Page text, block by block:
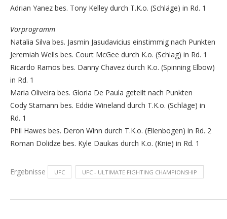
Adrian Yanez bes. Tony Kelley durch T.K.o. (Schläge) in Rd. 1
Vorprogramm
Natalia Silva bes. Jasmin Jasudavicius einstimmig nach Punkten
Jeremiah Wells bes. Court McGee durch K.o. (Schlag) in Rd. 1
Ricardo Ramos bes. Danny Chavez durch K.o. (Spinning Elbow)
in Rd. 1
Maria Oliveira bes. Gloria De Paula geteilt nach Punkten
Cody Stamann bes. Eddie Wineland durch T.K.o. (Schläge) in
Rd. 1
Phil Hawes bes. Deron Winn durch T.K.o. (Ellenbogen) in Rd. 2
Roman Dolidze bes. Kyle Daukas durch K.o. (Knie) in Rd. 1
Ergebnisse UFC UFC - ULTIMATE FIGHTING CHAMPIONSHIP